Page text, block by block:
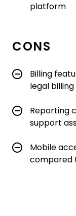
platform
CONS
Billing
legal
Reporting
support
Mobile
compared